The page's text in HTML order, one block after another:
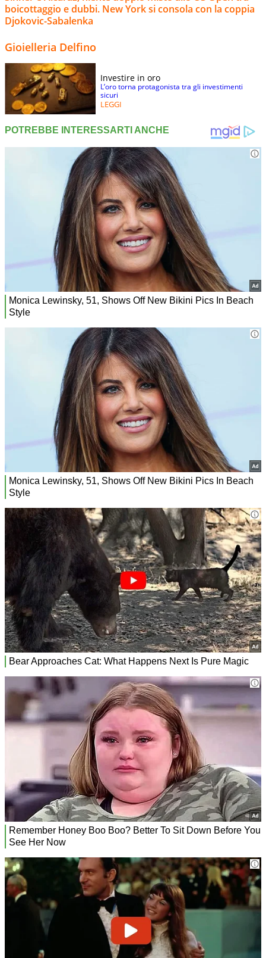
boicottaggio e dubbi. New York si consola con la coppia
Djokovic-Sabalenka
Gioielleria Delfino
Investire in oro
L’oro torna protagonista tra gli investimenti
sicuri
LEGGI